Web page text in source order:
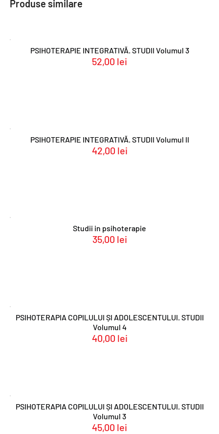
Produse similare
PSIHOTERAPIE INTEGRATIVĂ. STUDII Volumul 3
52,00 lei
PSIHOTERAPIE INTEGRATIVĂ. STUDII Volumul II
42,00 lei
Studii in psihoterapie
35,00 lei
PSIHOTERAPIA COPILULUI ȘI ADOLESCENTULUI. STUDII
Volumul 4
40,00 lei
PSIHOTERAPIA COPILULUI ȘI ADOLESCENTULUI. STUDII
Volumul 3
45,00 lei